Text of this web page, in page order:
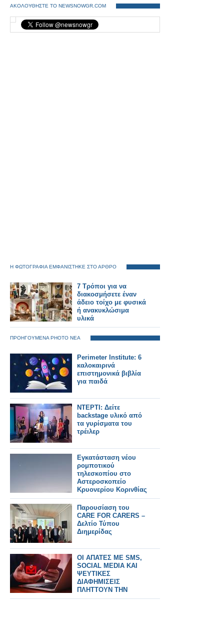
ΑΚΟΛΟΥΘΗΣΤΕ ΤΟ NEWSNOWGR.COM
Η ΦΩΤΟΓΡΑΦΙΑ ΕΜΦΑΝΙΣΤΗΚΕ ΣΤΟ ΑΡΘΡΟ
7 Τρόποι για να
διακοσμήσετε έναν
άδειο τοίχο με φυσικά
ή ανακυκλώσιμα
υλικά
ΠΡΟΗΓΟΥΜΕΝΑ PHOTO ΝΕΑ
Perimeter Institute: 6
καλοκαιρινά
επιστημονικά βιβλία
για παιδά
ΝΤΕΡΤΙ: Δείτε
backstage υλικό από
τα γυρίσματα του
τρέιλερ
Εγκατάσταση νέου
ρομποτικού
τηλεσκοπίου στο
Αστεροσκοπείο
Κρυονερίου Κορινθίας
Παρουσίαση του
CARE FOR CARERS –
Δελτίο Τύπου
Διημερίδας
ΟΙ ΑΠΑΤΕΣ ΜΕ SMS,
SOCIAL MEDIA ΚΑΙ
ΨΕΥΤΙΚΕΣ
ΔΙΑΦΗΜΙΣΕΙΣ
ΠΛΗΤΤΟΥΝ ΤΗΝ
ΕΛΛΑΔΑ